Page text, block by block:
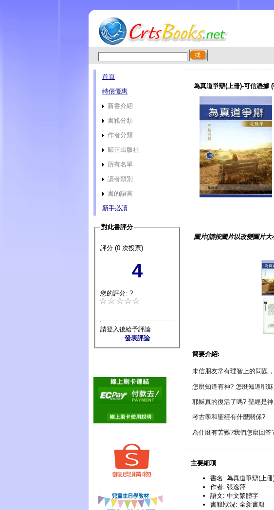
首頁
特價優惠
新書介紹
書籍分類
作者分類
歸正出版社
所有名單
讀者類別
書的語言
新手必讀
對此書評分
評分 (0 次投票)
4
您的評分: ?
請登入後給予評論
發表評論
為真道爭辯(上冊)-可信憑據
圖片(請按圖片以改變圖片大
簡要介紹:
未信朋友常有理智上的問題
怎麼知道有神? 怎麼知道耶
耶穌真的復活了嗎? 聖經是
考古學和聖經有什麼關係?
為什麼有苦難?我們怎麼回答
主要細項
書名: 為真道爭辯(上
作者: 張逸萍
語文: 中文繁體字
書籍狀況: 全新書籍